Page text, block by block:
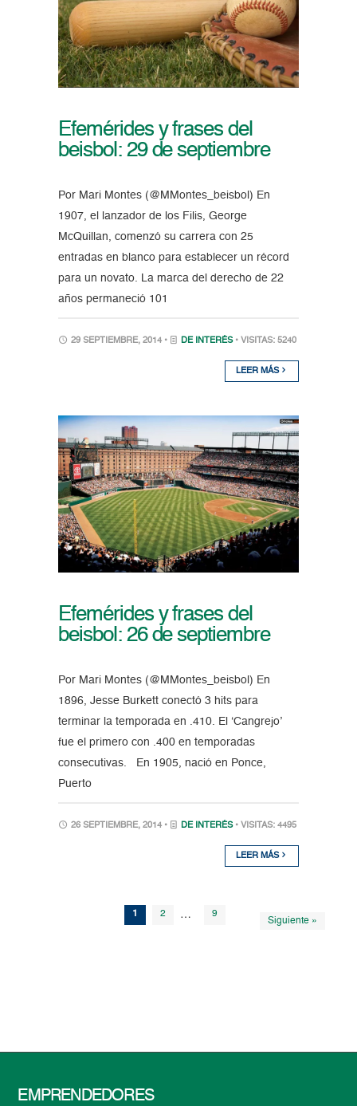
Efemérides y frases del
beisbol: 29 de septiembre
Por Mari Montes (@MMontes_beisbol) En
1907, el lanzador de los Filis, George
McQuillan, comenzó su carrera con 25
entradas en blanco para establecer un récord
para un novato. La marca del derecho de 22
años permaneció 101
29 SEPTIEMBRE, 2014 • DE INTERÉS • VISITAS: 5240
LEER MÁS
Efemérides y frases del
beisbol: 26 de septiembre
Por Mari Montes (@MMontes_beisbol) En
1896, Jesse Burkett conectó 3 hits para
terminar la temporada en .410. El ‘Cangrejo’
fue el primero con .400 en temporadas
consecutivas. En 1905, nació en Ponce,
Puerto
26 SEPTIEMBRE, 2014 • DE INTERÉS • VISITAS: 4495
LEER MÁS
1 2 … 9
Siguiente »
EMPRENDEDORES